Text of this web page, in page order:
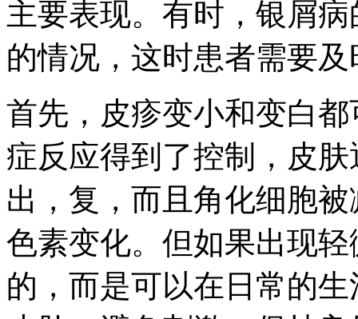
主要表现。有时，银屑
的情况，这时患者需要
首先，皮疹变小和变白
症反应得到了控制，皮肤
出，复，而且角化细胞
色素变化。但如果出现
的，而是可以在日常的